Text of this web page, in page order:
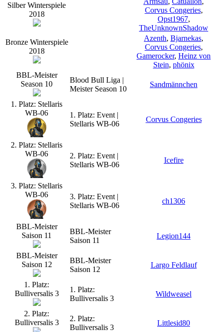
Silber Winterspiele
2018
Corvus Congeries,
Opst1967,
TheUnknownShadow
Bronze Winterspiele
2018
Azenth, Bjarnekas,
Corvus Congeries,
Gamerocker, Heinz von
Stein, phönix
BBL-Meister
Season 10
Blood Bull Liga |
Meister Season 10
Sandmännchen
1. Platz: Stellaris
WB-06
1. Platz: Event |
Stellaris WB-06
Corvus Congeries
2. Platz: Stellaris
WB-06
2. Platz: Event |
Stellaris WB-06
Icefire
3. Platz: Stellaris
WB-06
3. Platz: Event |
Stellaris WB-06
ch1306
BBL-Meister
Saison 11
BBL-Meister
Saison 11
Legion144
BBL-Meister
Saison 12
BBL-Meister
Saison 12
Largo Feldlauf
1. Platz:
Bulliversalis 3
1. Platz:
Bulliversalis 3
Wildweasel
2. Platz:
Bulliversalis 3
2. Platz:
Bulliversalis 3
Littlesid80